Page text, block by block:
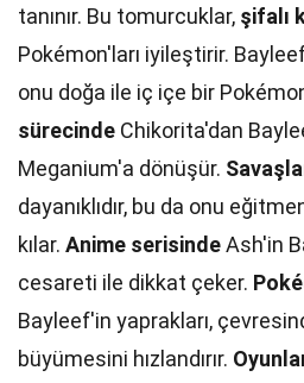
tanınır. Bu tomurcuklar, şifalı
Pokémon'ları iyileştirir.
onu doğa ile iç içe bir
sürecinde Chikorita'dan
Meganium'a dönüşür.
dayanıklıdır, bu da onu
kılar. Anime serisindeAsh'in
cesareti ile dikkat çeker.
Bayleef'in yaprakları,
büyümesini hızlandırır.